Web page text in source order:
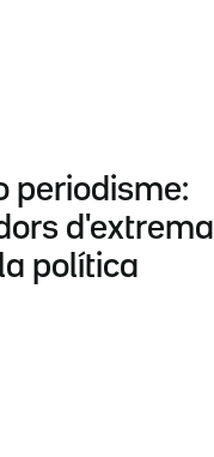
periodisme:
d'extrema
política